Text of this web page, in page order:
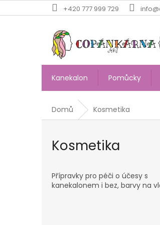
na
+420 777 999 729
Kanekalon Pomůcky
Domů Kosmetika
Kosmetika
Přípravky pro péči o účesy s
kanekalonem i bez, barvy na